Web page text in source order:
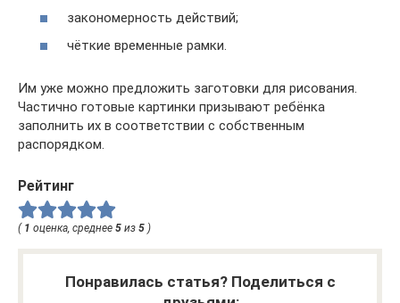
закономерность действий;
чёткие временные рамки.
Им уже можно предложить заготовки для рисования.
Частично готовые картинки призывают ребёнка
заполнить их в соответствии с собственным
распорядком.
Рейтинг
( 1 оценка, среднее 5 из 5 )
Понравилась статья? Поделиться с